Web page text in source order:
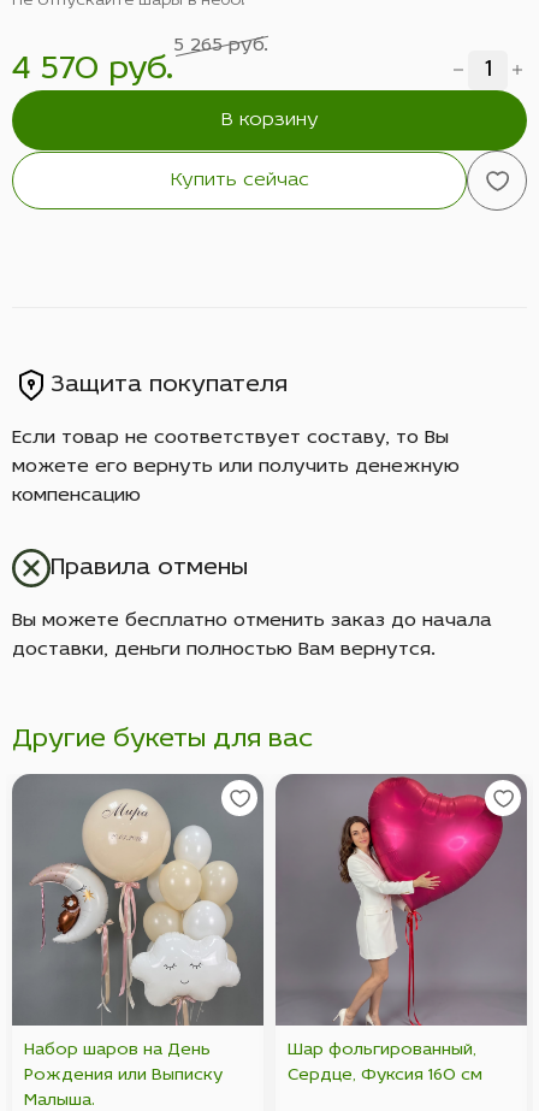
4 570 руб.
5 265 руб.
В корзину
Купить сейчас
Защита покупателя
Если товар не соответствует составу, то Вы
можете его вернуть или получить денежную
компенсацию
Правила отмены
Вы можете бесплатно отменить заказ до начала
доставки, деньги полностью Вам вернутся.
Другие букеты для вас
Набор шаров на День
Рождения или Выписку
Малыша.
Шар фольгированный,
Сердце, Фуксия 160 см